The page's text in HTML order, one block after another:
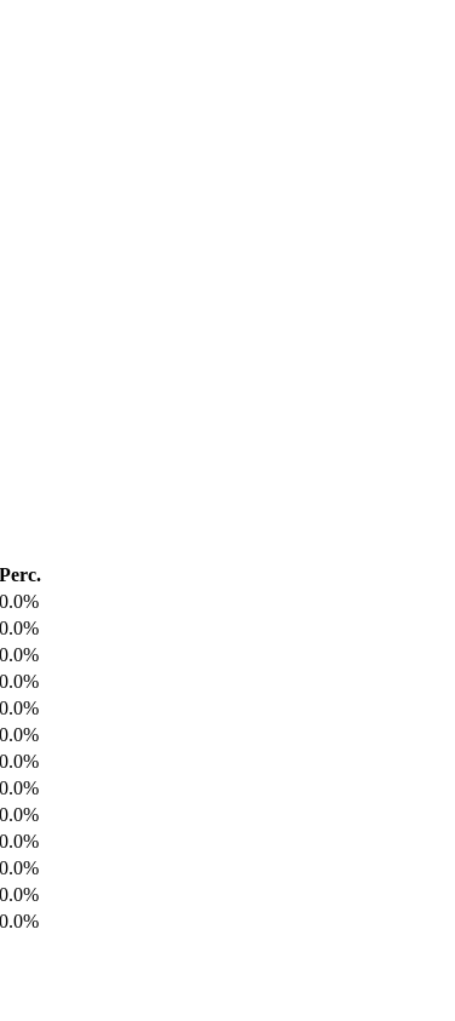
Perc.
0.0%
0.0%
0.0%
0.0%
0.0%
0.0%
0.0%
0.0%
0.0%
0.0%
0.0%
0.0%
0.0%